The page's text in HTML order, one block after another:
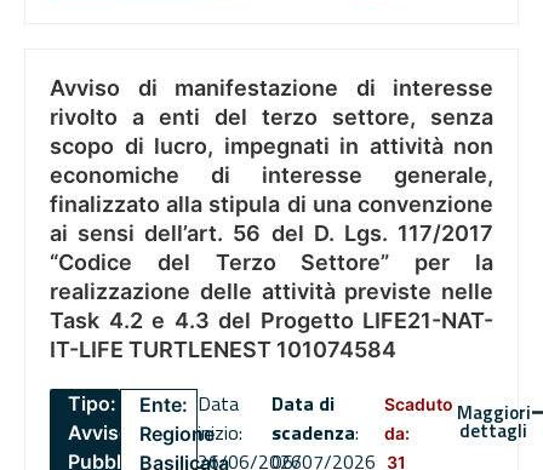
Avviso di manifestazione di interesse
rivolto a enti del terzo settore, senza
scopo di lucro, impegnati in attività non
economiche di interesse generale,
finalizzato alla stipula di una convenzione
ai sensi dell’art. 56 del D. Lgs. 117/2017
“Codice del Terzo Settore” per la
realizzazione delle attività previste nelle
Task 4.2 e 4.3 del Progetto LIFE21-NAT-
IT-LIFE TURTLENEST 101074584
Tipo:
Avviso
Pubblico
Ente:
Regione
Basilicata
Data
inizio:
26/06/2026
Data di
scadenza:
06/07/2026
Scaduto
da:
31
Maggiori
dettagli